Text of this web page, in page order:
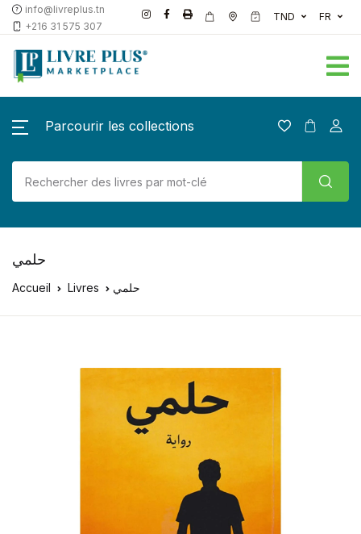
info@livreplus.tn
+216 31 575 307
TND FR
Parcourir les collections
حلمي
Accueil Livres حلمي